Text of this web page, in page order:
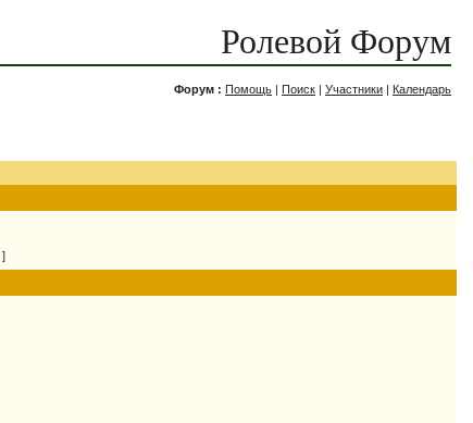
Ролевой Форум
Форум : Помощь | Поиск | Участники | Календарь
]